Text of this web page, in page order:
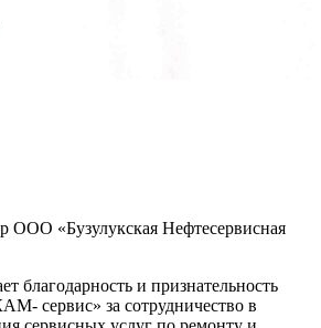
ООО «Бузулукская Нефтесервисная
и признательность
сервис» за сотрудничество в